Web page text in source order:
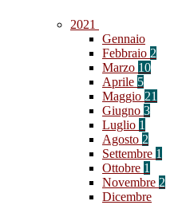
2021
Gennaio
Febbraio 2
Marzo 10
Aprile 5
Maggio 21
Giugno 3
Luglio 1
Agosto 2
Settembre 1
Ottobre 1
Novembre 2
Dicembre